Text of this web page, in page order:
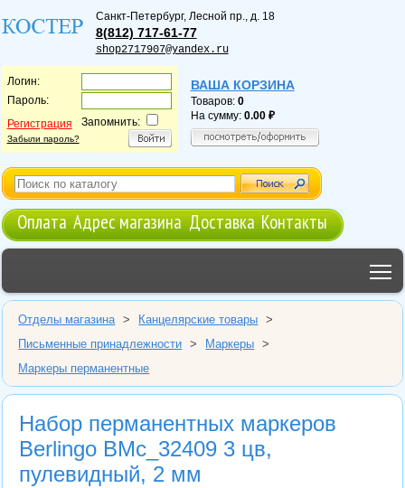
Санкт-Петербург, Лесной пр., д. 18
8(812) 717-61-77
shop2717907@yandex.ru
Логин:
Пароль:
Регистрация
Забыли пароль?
Запомнить:
ВАША КОРЗИНА
Товаров: 0
На сумму: 0.00
Оплата Адрес магазина Доставка Контакты
Отделы магазина > Канцелярские товары
>
Письменные принадлежности
> Маркеры
>
Маркеры перманентные
Набор перманентных маркеров
Berlingo BMc_32409 3 цв,
пулевидный, 2 мм